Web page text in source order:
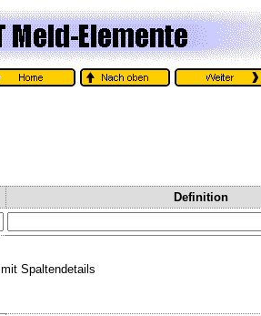
Definition
mit Spaltendetails